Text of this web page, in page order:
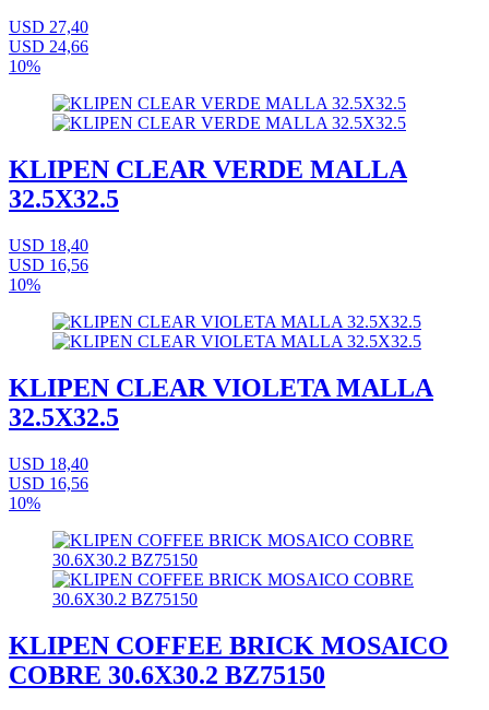
USD 27,40
USD 24,66
10%
KLIPEN CLEAR VERDE MALLA
32.5X32.5
USD 18,40
USD 16,56
10%
KLIPEN CLEAR VIOLETA MALLA
32.5X32.5
USD 18,40
USD 16,56
10%
KLIPEN COFFEE BRICK MOSAICO
COBRE 30.6X30.2 BZ75150